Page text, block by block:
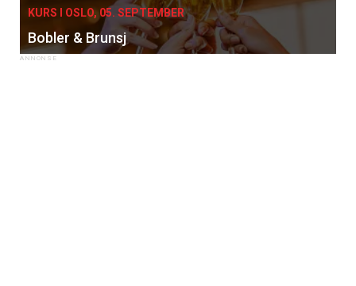
KURS I OSLO, 05. SEPTEMBER
Bobler & Brunsj